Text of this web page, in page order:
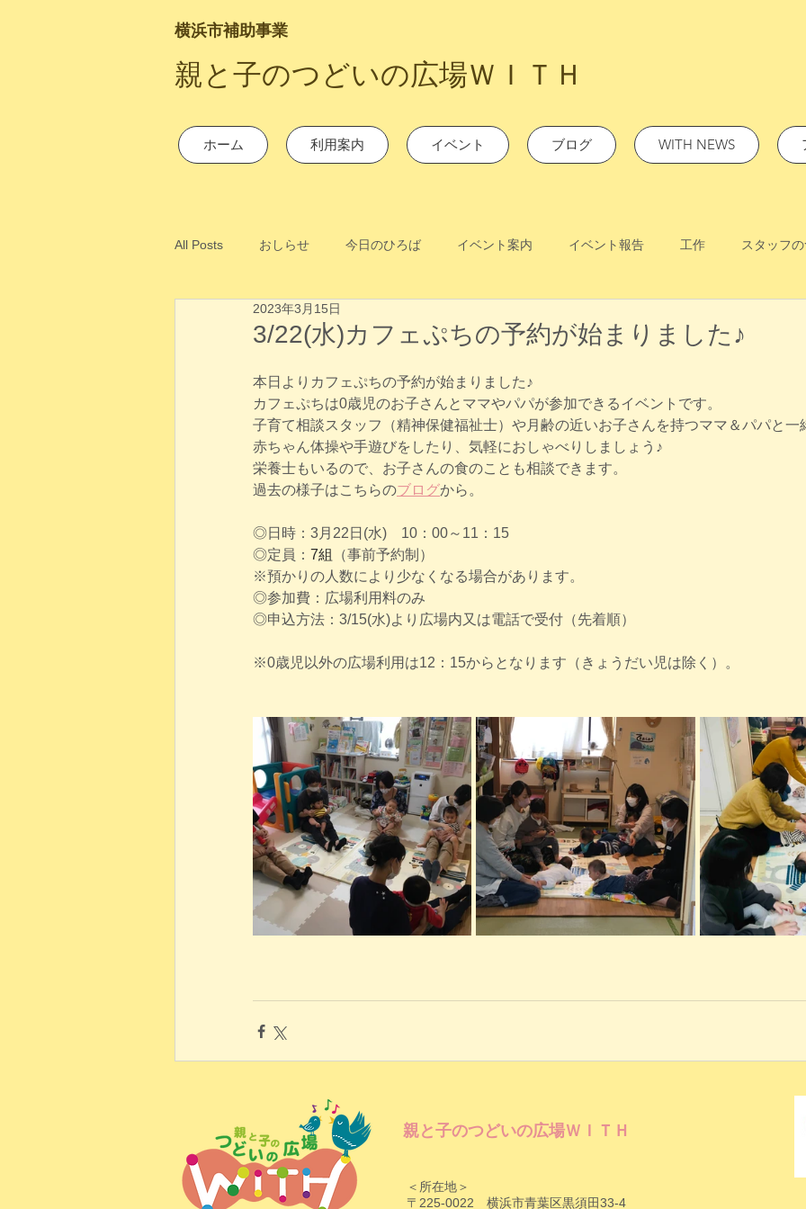
横浜市補助事業
​親と子のつどいの広場ＷＩＴＨ
ホーム 利用案内 イベント ブログ WITH NEWS
All Posts おしらせ 今日のひろば イベント案内 イベント報告 工作 スタッフ
3/22(水)カフェぷちの予約が始まりました♪
2023年3月15日
本日よりカフェぷちの予約が始まりました♪
カフェぷちは0歳児のお子さんとママやパパが参加できるイベントです。
子育て相談スタッフ（精神保健福祉士）や月齢の近いお子さんを持つママ＆パパと一
赤ちゃん体操や手遊びをしたり、気軽におしゃべりしましょう♪
栄養士もいるので、お子さんの食のことも相談できます。
過去の様子はこちらのブログから。
◎日時：3月22日(水)　10：00～11：15
◎定員： 7組
（事前予約制）
※預かりの人数により少なくなる場合があります。
◎参加費：広場利用料のみ
◎申込方法：3/15(水)より広場内又は電話で受付（先着順）
※0歳児以外の広場利用は12：15からとなります（きょうだい児は除く）。
親と子のつどいの広場ＷＩＴＨ
＜所在地＞
〒225-0022 横浜市青葉区黒須田33-4